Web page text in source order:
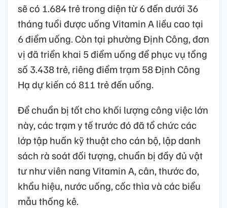
sẽ có 1.684 trẻ trong diện từ 6 đến dưới 36
tháng tuổi được uống Vitamin A liều cao tại
6 điểm uống. Còn tại phường Định Công, đơn
vị đã triển khai 5 điểm uống để phục vụ tổng
số 3.438 trẻ, riêng điểm trạm 58 Định Công
Hạ dự kiến có 811 trẻ đến uống.
Để chuẩn bị tốt cho khối lượng công việc lớn
này, các trạm y tế trước đó đã tổ chức các
lớp tập huấn kỹ thuật cho cán bộ, lập danh
sách rà soát đối tượng, chuẩn bị đầy đủ vật
tư như viên nang Vitamin A, cân, thước đo,
khẩu hiệu, nước uống, cốc thìa và các biểu
mẫu thống kê.